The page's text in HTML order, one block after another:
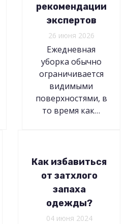
рекомендации
экспертов
26 июня 2026
Ежедневная
уборка обычно
ограничивается
видимыми
поверхностями, в
то время как…
Как избавиться
от затхлого
запаха
одежды?
04 июня 2024